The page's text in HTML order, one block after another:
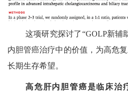
这项研究探讨了“GOLP新辅
内胆管癌治疗中的价值，为高危
长期生存希望。
高危肝内胆管癌是临床治